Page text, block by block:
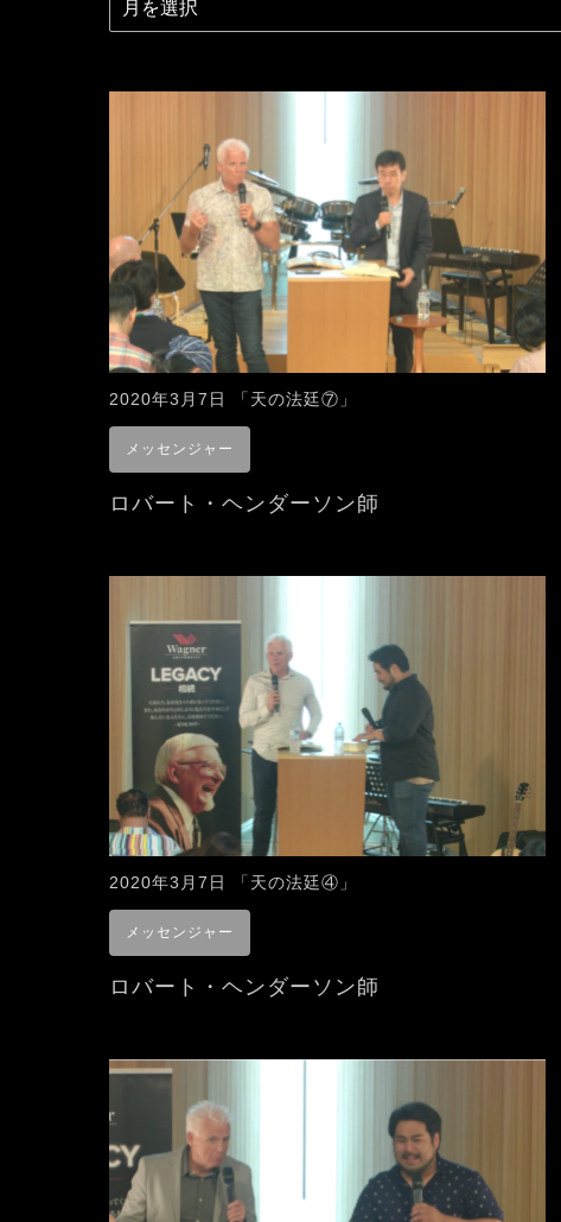
2020年3月7日 「天の法廷⑦」
メッセンジャー
ロバート・ヘンダーソン師
2020年3月7日 「天の法廷④」
メッセンジャー
ロバート・ヘンダーソン師